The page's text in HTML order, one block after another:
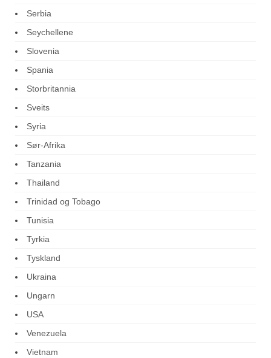
Serbia
Seychellene
Slovenia
Spania
Storbritannia
Sveits
Syria
Sør-Afrika
Tanzania
Thailand
Trinidad og Tobago
Tunisia
Tyrkia
Tyskland
Ukraina
Ungarn
USA
Venezuela
Vietnam